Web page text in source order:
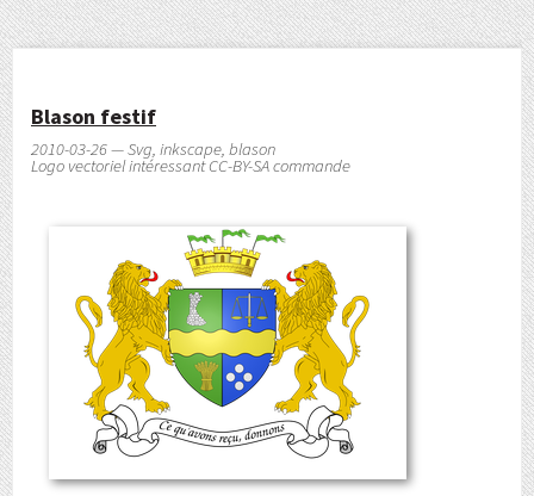
Blason festif
2010-03-26 — Svg, inkscape, blason
Logo vectoriel intéressant CC-BY-SA commande